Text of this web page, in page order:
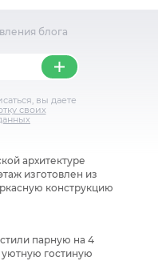
блога
вы даете
своих
архитектуре
изготовлен из
конструкцию
парную на 4
гостиную